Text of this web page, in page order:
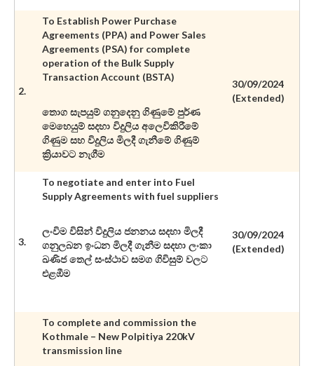
2.
To Establish Power Purchase
Agreements (PPA) and Power Sales
Agreements (PSA) for complete
operation of the Bulk Supply
Transaction Account (BSTA)
තොග සැපයුම් ගනුදෙනු ගිණුමේ පුර්ණ
මෙහෙයුම් සදහා විදුලිය අලෙවිකිරීමේ
ගිණුම සහ විදුලිය මිලදී ගැනීමේ ගිණුම්
ක්‍රියාවට නැගීම
30/09/2024
(Extended)
3.
To negotiate and enter into Fuel
Supply Agreements with fuel suppliers
ලංවිම විසින් විදුලිය ජනනය සදහා මිලදී
ගනුලබන ඉංධන මිලදී ගැනීම සදහා ලංකා
ඛණිජ තෙල් සංස්ථාව සමග ගිවිසුම් වලට
එළඹීම
30/09/2024
(Extended)
To complete and commission the
Kothmale – New Polpitiya 220kV
transmission line